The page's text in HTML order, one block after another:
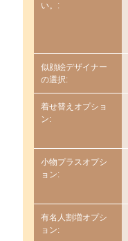
い。:
似顔絵デザイナー
の選択:
着せ替えオプショ
ン:
小物プラスオプシ
ョン:
有名人割増オプシ
ョン: